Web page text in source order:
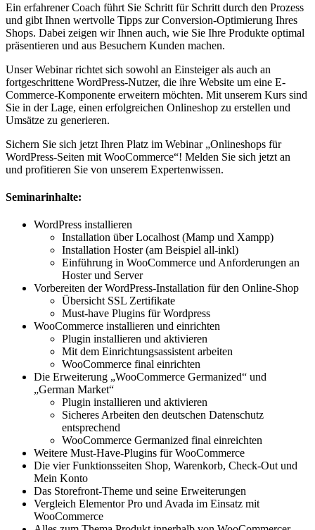
Ein erfahrener Coach führt Sie Schritt für Schritt durch den Prozess
und gibt Ihnen wertvolle Tipps zur Conversion-Optimierung Ihres
Shops. Dabei zeigen wir Ihnen auch, wie Sie Ihre Produkte optimal
präsentieren und aus Besuchern Kunden machen.
Unser Webinar richtet sich sowohl an Einsteiger als auch an
fortgeschrittene WordPress-Nutzer, die ihre Website um eine E-
Commerce-Komponente erweitern möchten. Mit unserem Kurs sind
Sie in der Lage, einen erfolgreichen Onlineshop zu erstellen und
Umsätze zu generieren.
Sichern Sie sich jetzt Ihren Platz im Webinar „Onlineshops für
WordPress-Seiten mit WooCommerce“! Melden Sie sich jetzt an
und profitieren Sie von unserem Expertenwissen.
Seminarinhalte:
WordPress installieren
Installation über Localhost (Mamp und Xampp)
Installation Hoster (am Beispiel all-inkl)
Einführung in WooCommerce und Anforderungen an
Hoster und Server
Vorbereiten der WordPress-Installation für den Online-Shop
Übersicht SSL Zertifikate
Must-have Plugins für Wordpress
WooCommerce installieren und einrichten
Plugin installieren und aktivieren
Mit dem Einrichtungsassistent arbeiten
WooCommerce final einrichten
Die Erweiterung „WooCommerce Germanized“ und
„German Market“
Plugin installieren und aktivieren
Sicheres Arbeiten den deutschen Datenschutz
entsprechend
WooCommerce Germanized final einreichten
Weitere Must-Have-Plugins für WooCommerce
Die vier Funktionsseiten Shop, Warenkorb, Check-Out und
Mein Konto
Das Storefront-Theme und seine Erweiterungen
Vergleich Elementor Pro und Avada im Einsatz mit
WooCommerce